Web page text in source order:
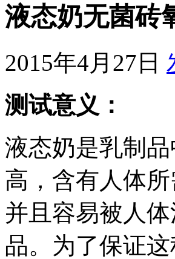
液态奶无菌砖
2015年4月27日
测试意义：
液态奶是乳制
高，含有人体
并且容易被人
品。为了保证